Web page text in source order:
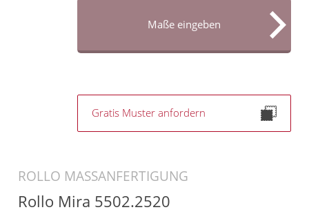
ROLLO MASSANFERTIGUNG
Rollo Mira 5502.2520
Maße eingeben
Gratis Muster anfordern